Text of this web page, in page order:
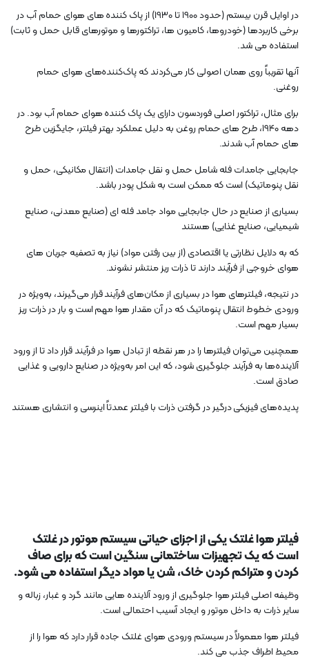
در اوایل قرن بیستم (حدود 1900 تا 1930) از پاک کننده های هوای حمام آب در
برخی کاربردها (خودروها، کامیون ها، تراکتورها و موتورهای قابل حمل و ثابت)
استفاده می شد.
آنها تقریباً روی همان اصولی کار می‌کردند که پاک‌کننده‌های هوای حمام
روغنی.
برای مثال، تراکتور اصلی فوردسون دارای یک پاک کننده هوای حمام آب بود. در
دهه 1940، طرح های حمام روغن به دلیل عملکرد بهتر فیلتر، جایگزین طرح
های حمام آب شدند.
جابجایی جامدات فله شامل حمل و نقل جامدات (انتقال مکانیکی، حمل و
نقل پنوماتیک) است که ممکن است به شکل پودر باشد.
بسیاری از صنایع در حال جابجایی مواد جامد فله ای (صنایع معدنی، صنایع
شیمیایی، صنایع غذایی) هستند
که به دلایل نظارتی یا اقتصادی (از بین رفتن مواد) نیاز به تصفیه جریان های
هوای خروجی از فرآیند دارند تا ذرات ریز منتشر نشوند.
در نتیجه، فیلترهای هوا در بسیاری از مکان‌های فرآیند قرار می‌گیرند، به‌ویژه در
ورودی خطوط انتقال پنوماتیک که در آن مقدار هوا مهم است و بار در ذرات ریز
بسیار مهم است.
همچنین می‌توان فیلترها را در هر نقطه از تبادل هوا در فرآیند قرار داد تا از ورود
آلاینده‌ها به فرآیند جلوگیری شود، که این امر به‌ویژه در صنایع دارویی و غذایی
صادق است.
پدیده‌های فیزیکی درگیر در گرفتن ذرات با فیلتر عمدتاً اینرسی و انتشاری هستند
فیلتر هوا غلتک یکی از اجزای حیاتی سیستم موتور در غلتک
است که یک تجهیزات ساختمانی سنگین است که برای صاف
کردن و متراکم کردن خاک، شن یا مواد دیگر استفاده می شود.
وظیفه اصلی فیلتر هوا جلوگیری از ورود آلاینده هایی مانند گرد و غبار، زباله و
سایر ذرات به داخل موتور و ایجاد آسیب احتمالی است.
فیلتر هوا معمولاً در سیستم ورودی هوای غلتک جاده قرار دارد که هوا را از
محیط اطراف جذب می کند.